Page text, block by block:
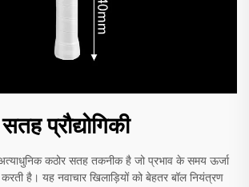
प्रौद्योगिकी
कठोर सतह तकनीक है जो प्रभाव के समय ऊर्जा
है। यह नवाचार खिलाड़ियों को बेहतर बॉल नियंत्रण